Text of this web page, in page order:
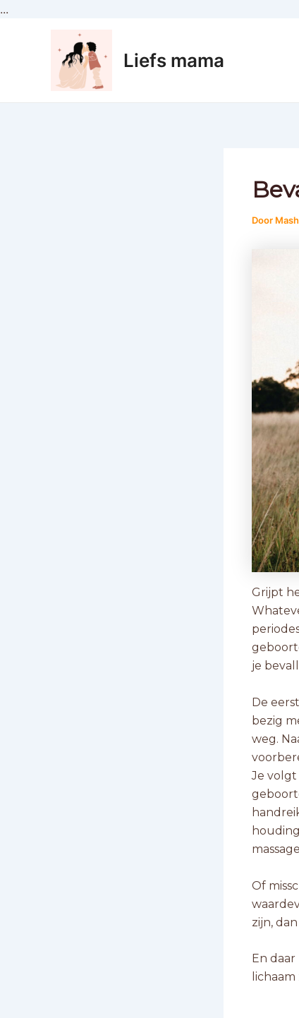
...
Liefs mama
Door
Grijpt
je
De
bezig
weg.
Je
Of
zijn,
En